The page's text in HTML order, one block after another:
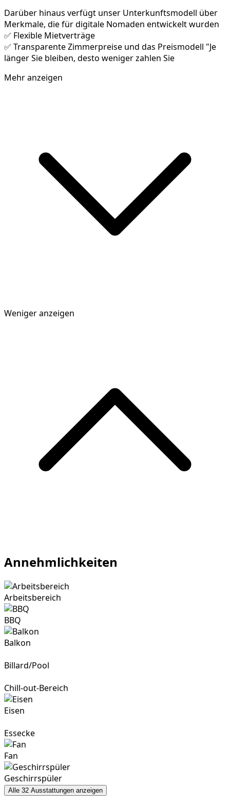
Darüber hinaus verfügt unser Unterkunftsmodell über
Merkmale, die für digitale Nomaden entwickelt wurden
✅ Flexible Mietverträge
✅ Transparente Zimmerpreise und das Preismodell "Je
länger Sie bleiben, desto weniger zahlen Sie
Mehr anzeigen
Weniger anzeigen
Annehmlichkeiten
Arbeitsbereich
BBQ
Balkon
Billard/Pool
Chill-out-Bereich
Eisen
Essecke
Fan
Geschirrspüler
Alle 32 Ausstattungen anzeigen